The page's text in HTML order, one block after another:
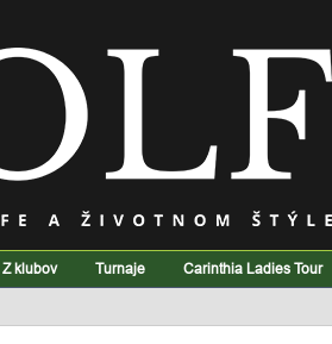
Z klubov Turnaje Carinthia Ladies Tour